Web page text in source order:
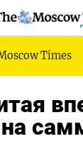
Times
на